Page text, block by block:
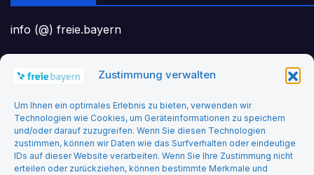
Zustimmung verwalten
Um Ihnen ein optimales Erlebnis zu bieten, verwenden wir
Technologien wie Cookies, um Geräteinformationen zu speichern
und/oder darauf zuzugreifen. Wenn Sie diesen Technologien
zustimmen, können wir Daten wie das Surfverhalten oder eindeutige
IDs auf dieser Website verarbeiten. Wenn Sie Ihre Zustimmung nicht
erteilen oder zurückziehen, können bestimmte Merkmale und
info (@) freie.bayern